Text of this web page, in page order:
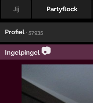
Jij Partyflock
Profiel · 57935
Ingelpingel 📷